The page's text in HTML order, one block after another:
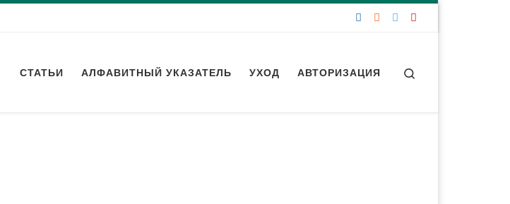
СТАТЬИ АЛФАВИТНЫЙ УКАЗАТЕЛЬ УХОД АВТОРИЗАЦИЯ